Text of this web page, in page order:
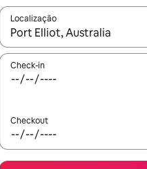
Localização
Quando os resultados
Check-in
Checkout